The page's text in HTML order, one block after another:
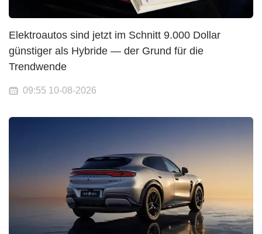
Elektroautos sind jetzt im Schnitt 9.000 Dollar
günstiger als Hybride — der Grund für die
Trendwende
09:55 10-08-2026